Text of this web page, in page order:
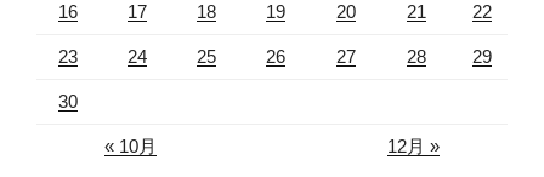
16 17 18 19 20 21 22
23 24 25 26 27 28 29
30
« 10月 12月 »